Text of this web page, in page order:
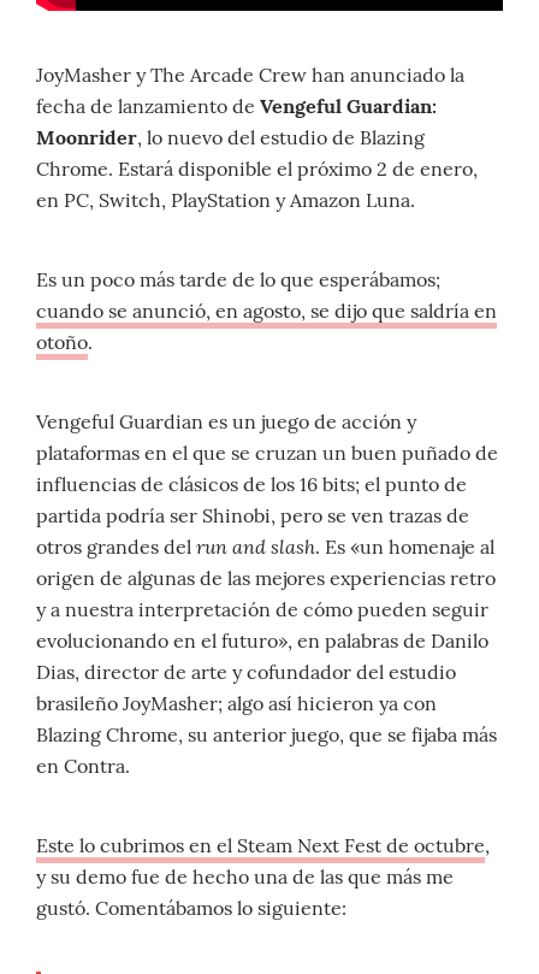
JoyMasher y The Arcade Crew han anunciado la
fecha de lanzamiento de Vengeful Guardian:
Moonrider, lo nuevo del estudio de Blazing
Chrome. Estará disponible el próximo 2 de enero,
en PC, Switch, PlayStation y Amazon Luna.
Es un poco más tarde de lo que esperábamos;
cuando se anunció, en agosto, se dijo que saldría en
otoño.
Vengeful Guardian es un juego de acción y
plataformas en el que se cruzan un buen puñado de
influencias de clásicos de los 16 bits; el punto de
partida podría ser Shinobi, pero se ven trazas de
otros grandes del run and slash. Es «un homenaje al
origen de algunas de las mejores experiencias retro
y a nuestra interpretación de cómo pueden seguir
evolucionando en el futuro», en palabras de Danilo
Dias, director de arte y cofundador del estudio
brasileño JoyMasher; algo así hicieron ya con
Blazing Chrome, su anterior juego, que se fijaba más
en Contra.
Este lo cubrimos en el Steam Next Fest de octubre,
y su demo fue de hecho una de las que más me
gustó. Comentábamos lo siguiente: